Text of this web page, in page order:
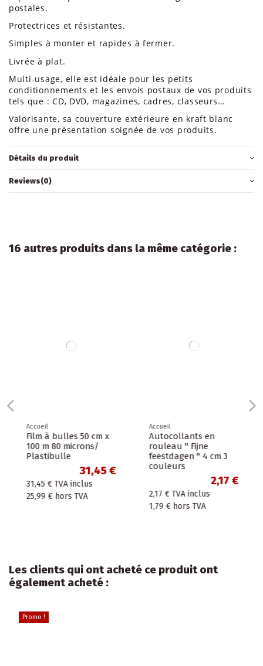
postales.
Protectrices et résistantes.
Simples à monter et rapides à fermer.
Livrée à plat.
Multi-usage, elle est idéale pour les petits
conditionnements et les envois postaux de vos produits
tels que : CD, DVD, magazines, cadres, classeurs…
Valorisante, sa couverture extérieure en kraft blanc
offre une présentation soignée de vos produits.
Détails du produit
Reviews(0)
16 autres produits dans la même catégorie :
Accueil
Film à bulles 50 cm x
100 m 80 microns/
Plastibulle
31,45 €
31,45 € TVA inclus
25,99 € hors TVA
Accueil
Autocollants en
rouleau " Fijne
feestdagen " 4 cm 3
couleurs
2,17 €
2,17 € TVA inclus
1,79 € hors TVA
Les clients qui ont acheté ce produit ont
également acheté :
Promo !